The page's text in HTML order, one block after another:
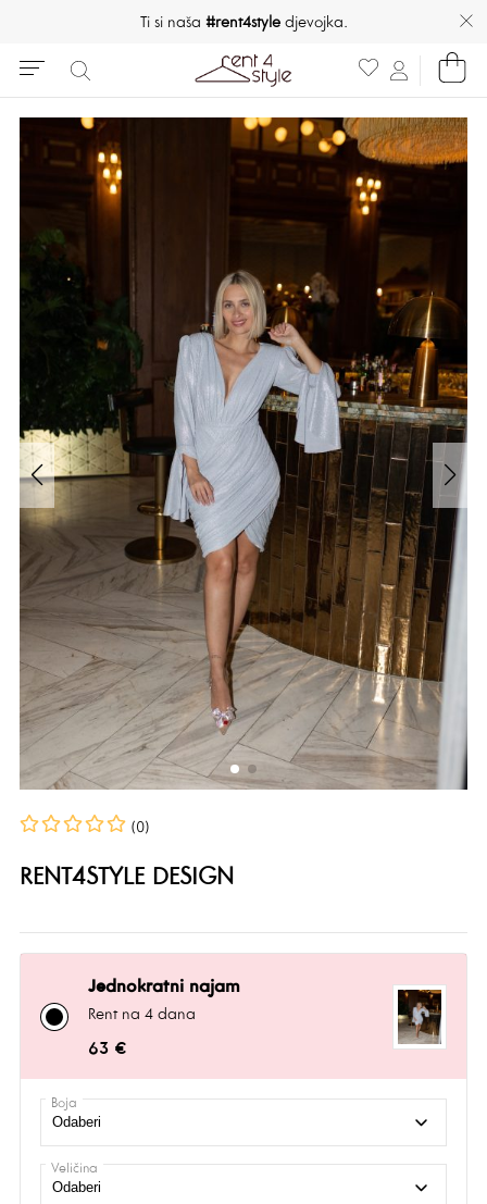
Ti si naša #rent4styledjevojka.
(0)
RENT4STYLE DESIGN
Jednokratni najam
Rent na 4 dana
63 €
Boja
Veličina